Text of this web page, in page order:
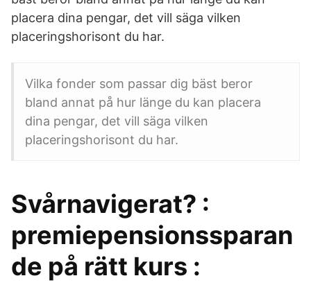
placera dina pengar, det vill säga vilken
placeringshorisont du har.
Vilka fonder som passar dig bäst beror
bland annat på hur länge du kan placera
dina pengar, det vill säga vilken
placeringshorisont du har.
Svårnavigerat? :
premiepensionssparan
de på rätt kurs :